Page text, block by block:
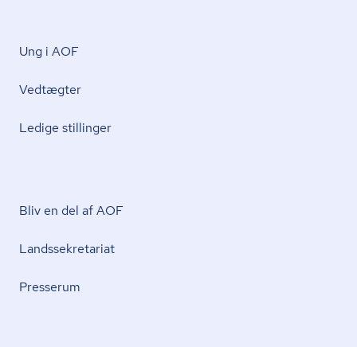
Ung i AOF
Vedtægter
Ledige stillinger
Bliv en del af AOF
Lands­se­kre­ta­ri­at
Presserum